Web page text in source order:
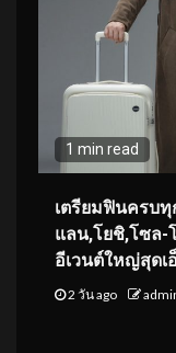
1 min read
เตรียมฟินครบทุ
แลน,โยชิ,โซล-
อีเวนต์ใหญ่สุด
2 วัน ago